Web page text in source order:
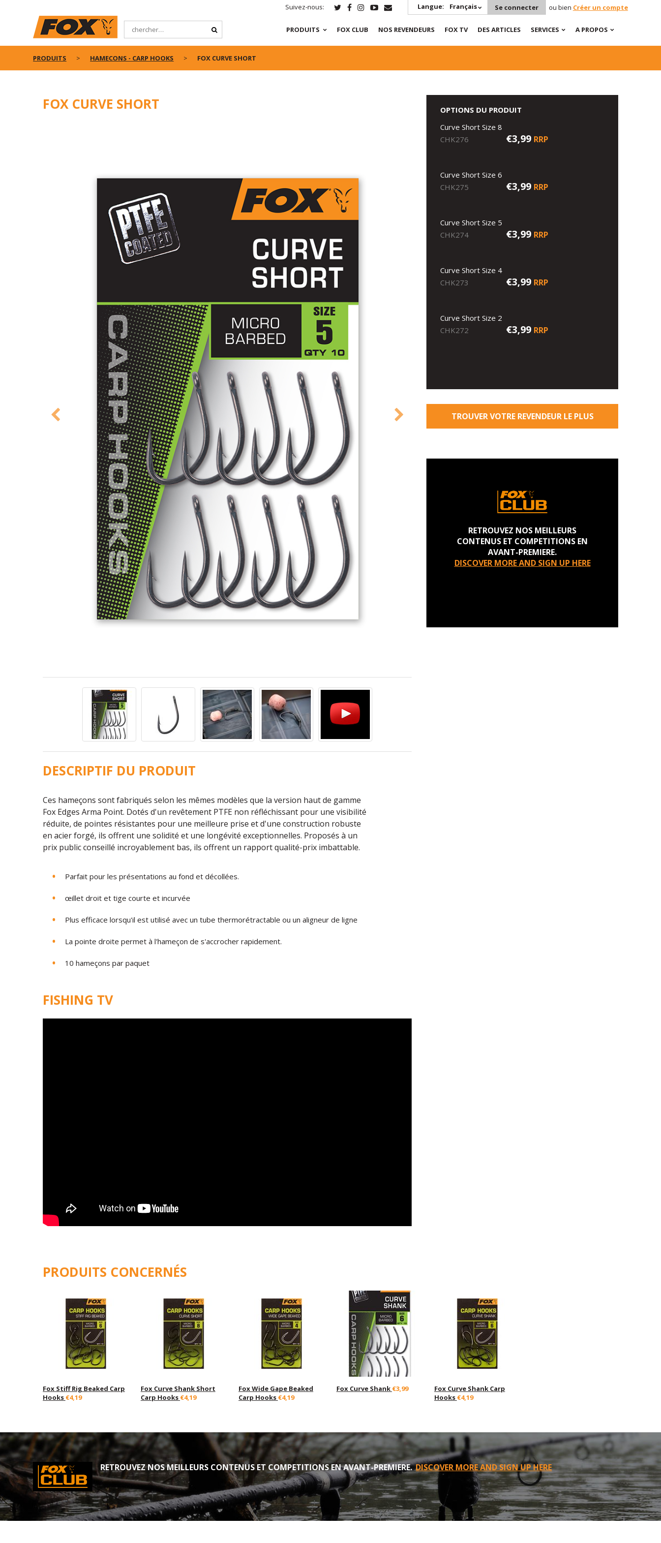
Suivez-nous: Langue: Français Se connecter ou bien Créer un compte
PRODUITS FOX CLUB NOS REVENDEURS FOX TV DES ARTICLES SERVICES A PROPOS
PRODUITS HAMECONS - CARP HOOKS FOX CURVE SHORT
FOX CURVE SHORT
DESCRIPTIF DU PRODUIT
Ces hameçons sont fabriqués selon les mêmes modèles que la version haut de gamme
Fox Edges Arma Point. Dotés d'un revêtement PTFE non réfléchissant pour une visibilité
réduite, de pointes résistantes pour une meilleure prise et d'une construction robuste
en acier forgé, ils offrent une solidité et une longévité exceptionnelles. Proposés à un
prix public conseillé incroyablement bas, ils offrent un rapport qualité-prix imbattable.
Parfait pour les présentations au fond et décollées.
œillet droit et tige courte et incurvée
Plus efficace lorsqu'il est utilisé avec un tube thermorétractable ou un aligneur de ligne
La pointe droite permet à l'hameçon de s'accrocher rapidement.
10 hameçons par paquet
FISHING TV
OPTIONS DU PRODUIT
Curve Short Size 8
CHK276
€3,99 RRP
Curve Short Size 6
CHK275
€3,99 RRP
Curve Short Size 5
CHK274
€3,99 RRP
Curve Short Size 4
CHK273
€3,99 RRP
Curve Short Size 2
CHK272
€3,99 RRP
TROUVER VOTRE REVENDEUR LE PLUS
RETROUVEZ NOS MEILLEURS
CONTENUS ET COMPETITIONS EN
AVANT-PREMIERE.
DISCOVER MORE AND SIGN UP HERE
PRODUITS CONCERNÉS
Fox Stiff Rig Beaked Carp
Hooks €4,19
Fox Curve Shank Short
Carp Hooks €4,19
Fox Wide Gape Beaked
Carp Hooks €4,19
Fox Curve Shank €3,99
Fox Curve Shank Carp
Hooks €4,19
RETROUVEZ NOS MEILLEURS CONTENUS ET COMPETITIONS EN AVANT-PREMIERE.DISCOVER MORE AND SIGN UP HERE